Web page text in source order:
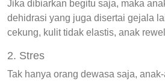
Jika dibiarkan begitu saja, maka
dehidrasi yang juga disertai gejala
cekung, kulit tidak elastis, anak
2. Stres
Tak hanya orang dewasa saja,